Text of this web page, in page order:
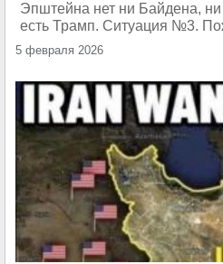
Эпштейна нет ни Байдена,
есть Трамп. Ситуация №3.
5 февраля 2026